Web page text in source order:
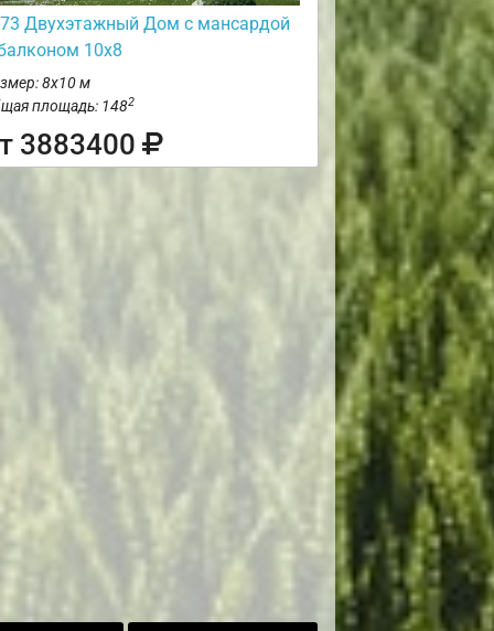
Двухэтажный Дом с мансардой
10х8
8х10 м
площадь: 1482
3883400